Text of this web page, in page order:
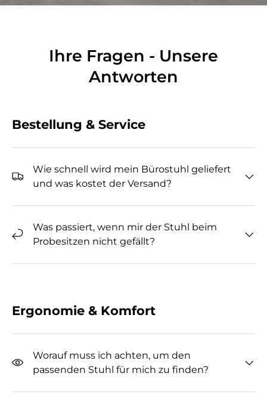
Ihre Fragen - Unsere
Antworten
Bestellung & Service
Wie schnell wird mein Bürostuhl geliefert
und was kostet der Versand?
Was passiert, wenn mir der Stuhl beim
Probesitzen nicht gefällt?
Ergonomie & Komfort
Worauf muss ich achten, um den
passenden Stuhl für mich zu finden?